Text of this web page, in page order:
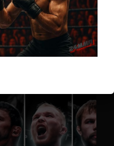
а когда
длиною в жизнь.